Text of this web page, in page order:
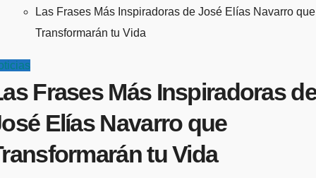
Las Frases Más Inspiradoras de José Elías Navarro que
Transformarán tu Vida
Frases Más Inspiradoras de
Elías Navarro que
tu Vida